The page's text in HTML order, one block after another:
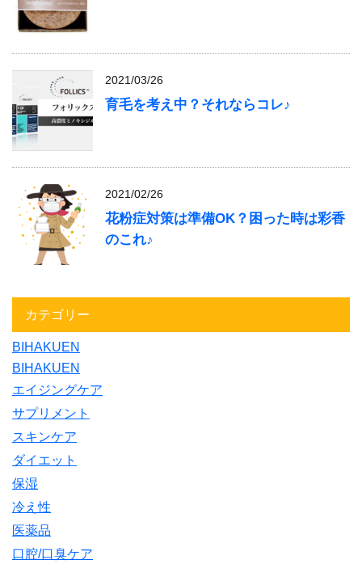
2021/03/26
育毛を考え中？それならコレ♪
2021/02/26
花粉症対策は準備OK？困った時は彩香
のこれ♪
カテゴリー
BIHAKUEN
BIHAKUEN
エイジングケア
サプリメント
スキンケア
ダイエット
保湿
冷え性
医薬品
口腔/口臭ケア